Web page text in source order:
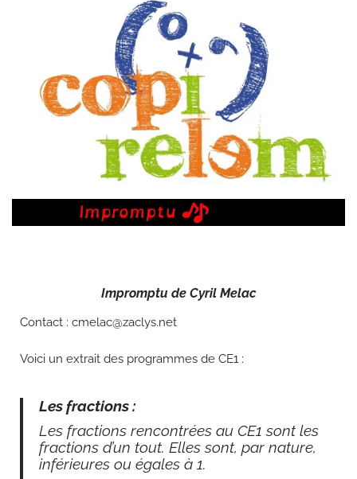
Impromptu de Cyril Melac
Contact : cmelac@zaclys.net
Voici un extrait des programmes de CE1 :
Les fractions :
Les fractions rencontrées au CE1 sont les
fractions d’un tout. Elles sont, par nature,
inférieures ou égales à 1.